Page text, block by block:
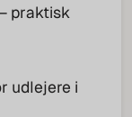
praktisk
udlejere i